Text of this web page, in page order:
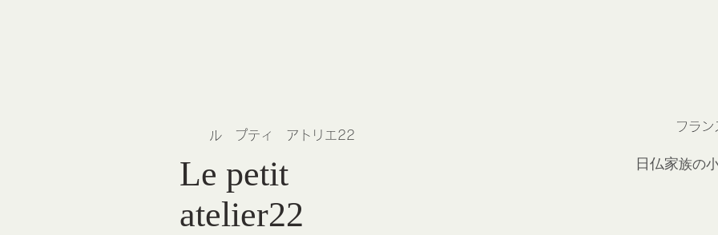
​ル プティ アトリエ22
Le petit
atelier22
フラン
日仏家族の